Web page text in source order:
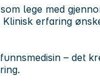
lege med
erfaring
– det